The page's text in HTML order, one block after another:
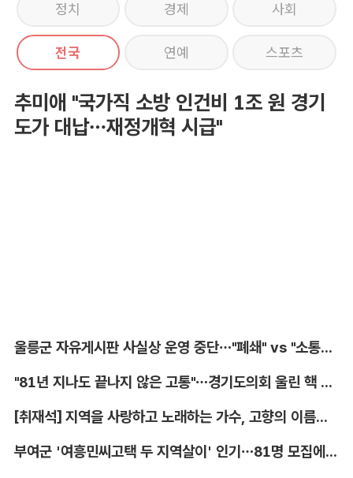
정치 경제 사회
전국 연예 스포츠
추미애 "국가직 소방 인건비 1조 원 경기
도가 대납…재정개혁 시급"
울릉군 자유게시판 사실상 운영 중단…"폐쇄" vs "소통창구 지켜야"
"81년 지나도 끝나지 않은 고통"…경기도의회 울린 핵 피해자의 증언
[취재석] 지역을 사랑하고 노래하는 가수, 고향의 이름을 남긴다
부여군 '여흥민씨고택 두 지역살이' 인기…81명 모집에 712명 몰려